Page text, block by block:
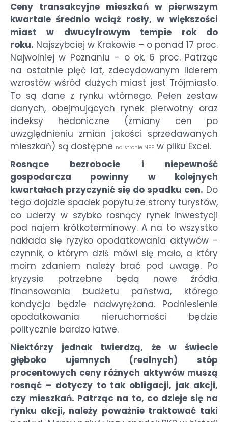
Ceny transakcyjne mieszkań w pierwszym
kwartale średnio wciąż rosły, w większości
miast w dwucyfrowym tempie rok do
roku. Najszybciej w Krakowie – o ponad 17 proc.
Najwolniej w Poznaniu – o ok. 6 proc. Patrząc
na ostatnie pięć lat, zdecydowanym liderem
wzrostów wśród dużych miast jest Trójmiasto.
To są dane z rynku wtórnego. Pełen zestaw
danych, obejmujących rynek pierwotny oraz
indeksy hedoniczne (zmiany cen po
uwzględnieniu zmian jakości sprzedawanych
mieszkań) są dostępne na stronie NBP w pliku Excel.
Rosnące bezrobocie i niepewność
gospodarcza powinny w kolejnych
kwartałach przyczynić się do spadku cen. Do
tego dojdzie spadek popytu ze strony turystów,
co uderzy w szybko rosnący rynek inwestycji
pod najem krótkoterminowy. A na to wszystko
nakłada się ryzyko opodatkowania aktywów –
czynnik, o którym dziś mówi się mało, a który
moim zdaniem należy brać pod uwagę. Po
kryzysie potrzebne będą nowe źródła
finansowania budżetu państwa, którego
kondycja będzie nadwyrężona. Podniesienie
opodatkowania nieruchomości będzie
politycznie bardzo łatwe.
Niektórzy jednak twierdzą, że w świecie
głęboko ujemnych (realnych) stóp
procentowych ceny różnych aktywów muszą
rosnąć – dotyczy to tak obligacji, jak akcji,
czy mieszkań. Patrząc na to, co dzieje się na
rynku akcji, należy poważnie traktować taki